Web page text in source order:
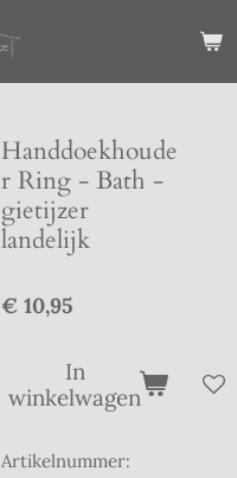
Handdoekhoude
r Ring - Bath -
gietijzer
landelijk
€ 10,95
In
winkelwagen
Artikelnummer: